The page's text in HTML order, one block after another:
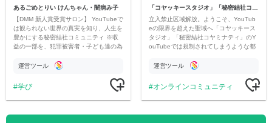
あるごめとりい けんちゃん・闇病み子
【DMM 新人賞受賞サロン】 YouTubeで
は観られない世界の真実を知り、人生を
豊かにする秘密結社コミュニティ ※収
益の一部を、犯罪被害者・子ども達の為
す運営ツール
学び
立入禁止区域解放。ようこそ、YouTub
eの限界を超えた聖域へ「コヤッキース
タジオ」「秘密結社コヤミナティ」のY
ouTubeでは規制されてしまうような都
公開。
運営ツール
オンラインコミュニティ